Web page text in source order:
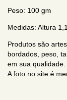
Peso: 100 gm
Medidas: Altura
Produtos são
bordados, peso,
em sua qualidade.
A foto no site é